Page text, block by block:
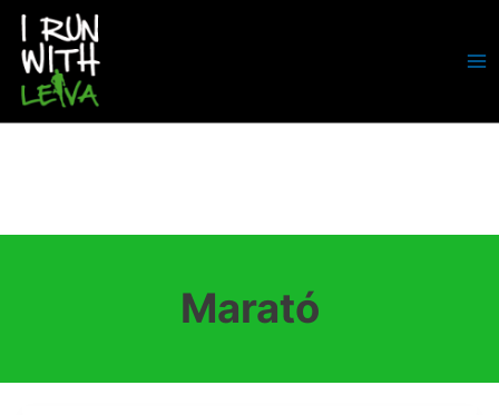
contenido
Marató